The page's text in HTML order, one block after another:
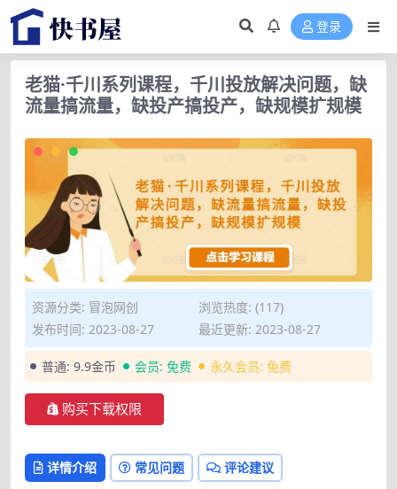
登录
老猫·千川系列课程，千川投放解决问题，缺
流量搞流量，缺投产搞投产，缺规模扩规模
资源分类: 冒泡网创
浏览热度: (117)
发布时间: 2023-08-27
最近更新: 2023-08-27
普通: 9.9金币 会员: 免费 永久会员: 免费
购买下载权限
详情介绍 常见问题 评论建议